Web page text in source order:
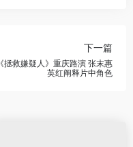
下一篇
《拯救嫌疑人》重庆路演 张末惠
英红阐释片中角色